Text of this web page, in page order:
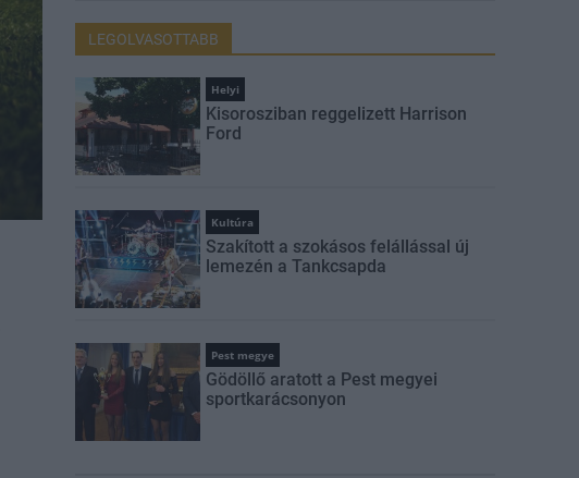
LEGOLVASOTTABB
Helyi
Kisorosziban reggelizett Harrison
Ford
Kultúra
Szakított a szokásos felállással új
lemezén a Tankcsapda
Pest megye
Gödöllő aratott a Pest megyei
sportkarácsonyon